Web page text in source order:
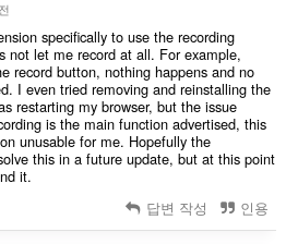
specifically to use the recording
not let me record at all. For example,
record button, nothing happens and no
I even tried removing and reinstalling the
restarting my browser, but the issue
is the main function advertised, this
unusable for me. Hopefully the
this in a future update, but at this point
it.
답변 작성 인용